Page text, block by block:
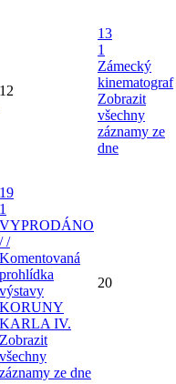
12
13
1
Zámecký
kinematograf
Zobrazit
všechny
záznamy ze
dne
19
1
VYPRODÁNO
/ /
Komentovaná
prohlídka
výstavy
KORUNY
KARLA IV.
Zobrazit
všechny
záznamy ze dne
20